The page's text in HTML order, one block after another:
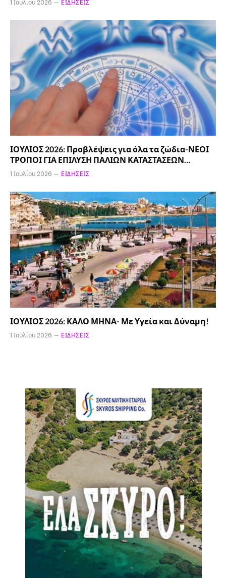
1 Ιουλίου 2026 ΕΙΔΉΣΕΙΣ
ΙΟΥΛΙΟΣ 2026: Προβλέψεις για όλα τα ζώδια-ΝΕΟΙ
ΤΡΟΠΟΙ ΓΙΑ ΕΠΙΛΥΣΗ ΠΑΛΙΩΝ ΚΑΤΑΣΤΑΣΕΩΝ…
1 Ιουλίου 2026 ΕΙΔΉΣΕΙΣ
ΙΟΥΛΙΟΣ 2026: ΚΑΛΟ ΜΗΝΑ- Με Υγεία και Δύναμη!
1 Ιουλίου 2026 ΕΙΔΉΣΕΙΣ